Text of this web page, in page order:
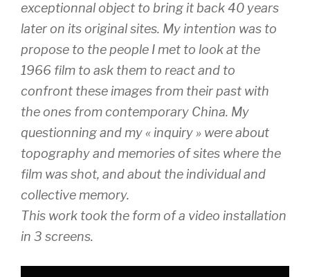
exceptionnal object to bring it back 40 years
later on its original sites. My intention was to
propose to the people I met to look at the
1966 film to ask them to react and to
confront these images from their past with
the ones from contemporary China. My
questionning and my « inquiry » were about
topography and memories of sites where the
film was shot, and about the individual and
collective memory.
This work took the form of a video installation
in 3 screens.